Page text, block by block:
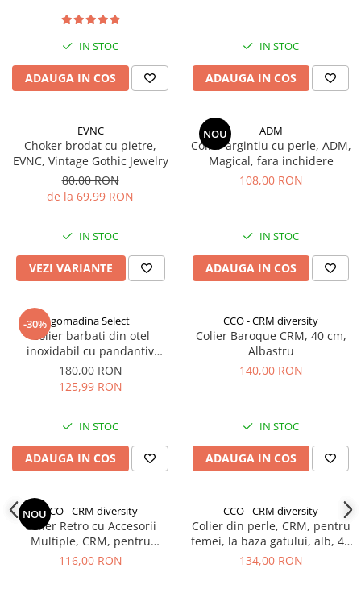
IN STOC
ADAUGA IN COS
IN STOC
ADAUGA IN COS
EVNC
Choker brodat cu pietre,
EVNC, Vintage Gothic Jewelry
80,00 RON
de la 69,99 RON
IN STOC
VEZI VARIANTE
NOU ADM
Colier argintiu cu perle, ADM,
Magical, fara inchidere
108,00 RON
IN STOC
ADAUGA IN COS
-30% gomadina Select
Colier barbati din otel
inoxidabil cu pandantiv
dreptunghic, GMO, iCube,
negru
180,00 RON
125,99 RON
IN STOC
ADAUGA IN COS
CCO - CRM diversity
Colier Baroque CRM, 40 cm,
Albastru
140,00 RON
IN STOC
ADAUGA IN COS
NOUCCO - CRM diversity
Colier Retro cu Accesorii
Multiple, CRM, pentru
Fete/Băieți, 3 Layers,
116,00 RON
CCO - CRM diversity
Colier din perle, CRM, pentru
femei, la baza gatului, alb, 42
cm
134,00 RON